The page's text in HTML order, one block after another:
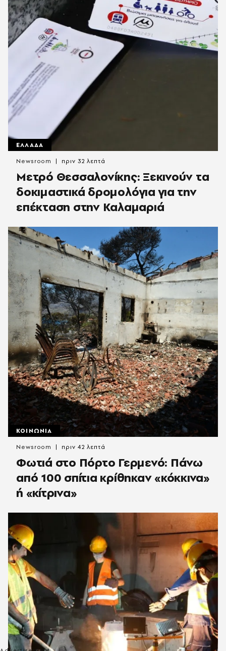
ΕΛΛΑΔΑ
Μετρό Θεσσαλονίκης: Ξεκινούν τα
δοκιμαστικά δρομολόγια για την
επέκταση στην Καλαμαριά
Newsroom πριν 32 λεπτά
ΚΟΙΝΩΝΙΑ
Φωτιά στο Πόρτο Γερμενό: Πάνω
από 100 σπίτια κρίθηκαν «κόκκινα»
ή «κίτρινα»
Newsroom πριν 42 λεπτά